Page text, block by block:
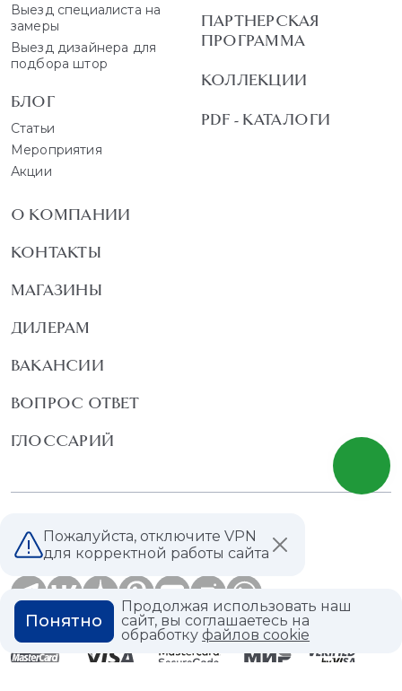
Выезд специалиста на
замеры
Выезд дизайнера для
подбора штор
БЛОГ
Статьи
Мероприятия
Акции
ПАРТНЕРСКАЯ
ПРОГРАММА
КОЛЛЕКЦИИ
PDF - КАТАЛОГИ
О КОМПАНИИ
КОНТАКТЫ
МАГАЗИНЫ
ДИЛЕРАМ
ВАКАНСИИ
ВОПРОС ОТВЕТ
ГЛОССАРИЙ
Политика использования cookies
Пожалуйста, отключите VPN
для корректной работы сайта
Продолжая использовать наш
сайт, вы соглашаетесь на
обработкуфайлов cookie
Понятно